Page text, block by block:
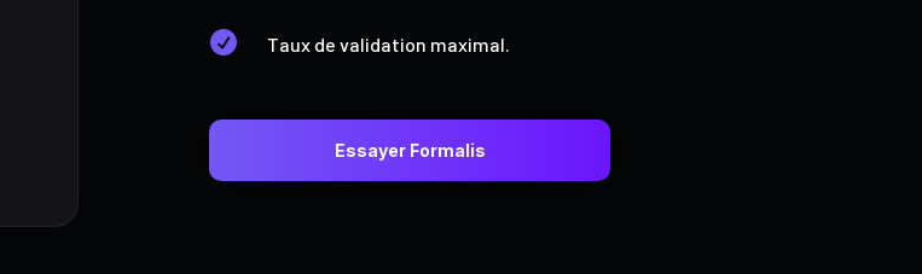
 Taux de validation maximal.
Essayer Formalis